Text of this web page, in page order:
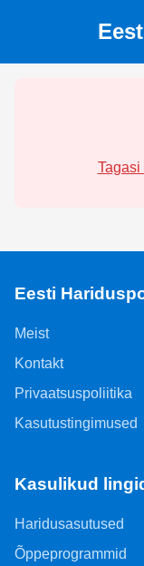
Eesti
Meist
Kontakt
Privaatsuspoliitika
Kasutustingimused
Kasulikud
Haridusasutused
Õppeprogrammid